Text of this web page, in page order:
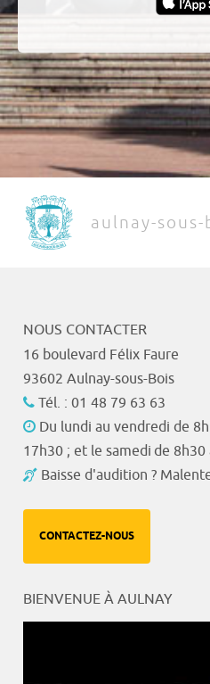
aulnay-
NOUS CONTACTER
16 boulevard Félix Faure
93602 Aulnay-sous-Bois
Tél. : 01 48 79 63 63
Du lundi au vendredi de
17h30 ; et le samedi de 8h30
Baisse d'audition ?
CONTACTEZ-NOUS
BIENVENUE À AULNAY